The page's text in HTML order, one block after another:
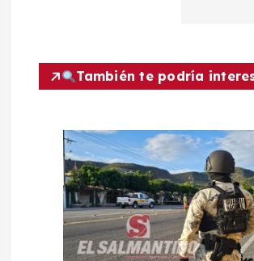
n
t
También te podría